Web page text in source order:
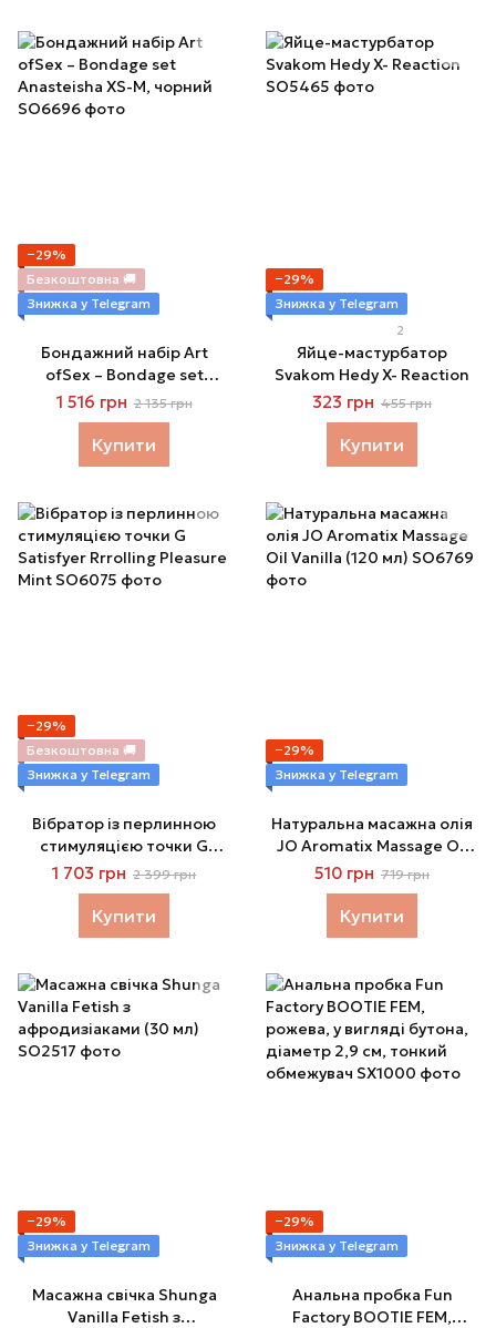
−29%
Безкоштовна 🚚
Знижка у Telegram
Бондажний набір Art
ofSex – Bondage set
Anasteisha XS-M, чорний
1 516 грн 2 135 грн
Купити
−29%
Знижка у Telegram
2
Яйце-мастурбатор
Svakom Hedy X- Reaction
323 грн 455 грн
Купити
−29%
Безкоштовна 🚚
Знижка у Telegram
Вібратор із перлинною
стимуляцією точки G
Satisfyer Rrrolling Pleasure
Mint
1 703 грн 2 399 грн
Купити
−29%
Знижка у Telegram
Натуральна масажна олія
JO Aromatix Massage Oil
Vanilla (120 мл)
510 грн 719 грн
Купити
−29%
Знижка у Telegram
Масажна свічка Shunga
Vanilla Fetish з
−29%
Знижка у Telegram
Анальна пробка Fun
Factory BOOTIE FEM,